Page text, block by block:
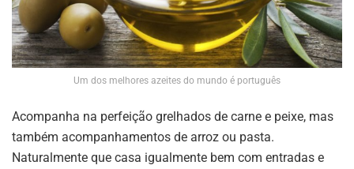
Um dos melhores azeites do mundo é português
Acompanha na perfeição grelhados de carne e peixe, mas
também acompanhamentos de arroz ou pasta.
Naturalmente que casa igualmente bem com entradas e